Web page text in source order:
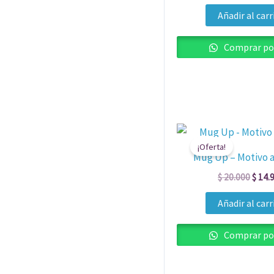
Añadir al
Comprar
¡Oferta!
Mug Up – Motivo
$20.000
El
era:
$
$
Añadir al
Comprar